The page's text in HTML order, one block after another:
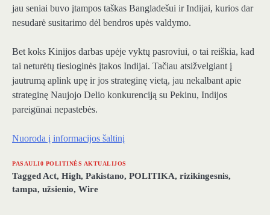
jau seniai buvo įtampos taškas Bangladešui ir Indijai, kurios dar
nesudarė susitarimo dėl bendros upės valdymo.
Bet koks Kinijos darbas upėje vyktų pasroviui, o tai reiškia, kad
tai neturėtų tiesioginės įtakos Indijai. Tačiau atsižvelgiant į
jautrumą aplink upę ir jos strateginę vietą, jau nekalbant apie
strateginę Naujojo Delio konkurenciją su Pekinu, Indijos
pareigūnai nepastebės.
Nuoroda į informacijos šaltinį
PASAULI0 POLITINĖS AKTUALIJOS
TaggedAct, High, Pakistano, POLITIKA, rizikingesnis,
tampa, užsienio, Wire